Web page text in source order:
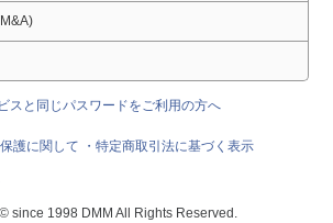
スと同じパスワードをご利用の方へ
護に関して
・特定商取引法に基づく表示
since 1998 DMM All Rights Reserved.